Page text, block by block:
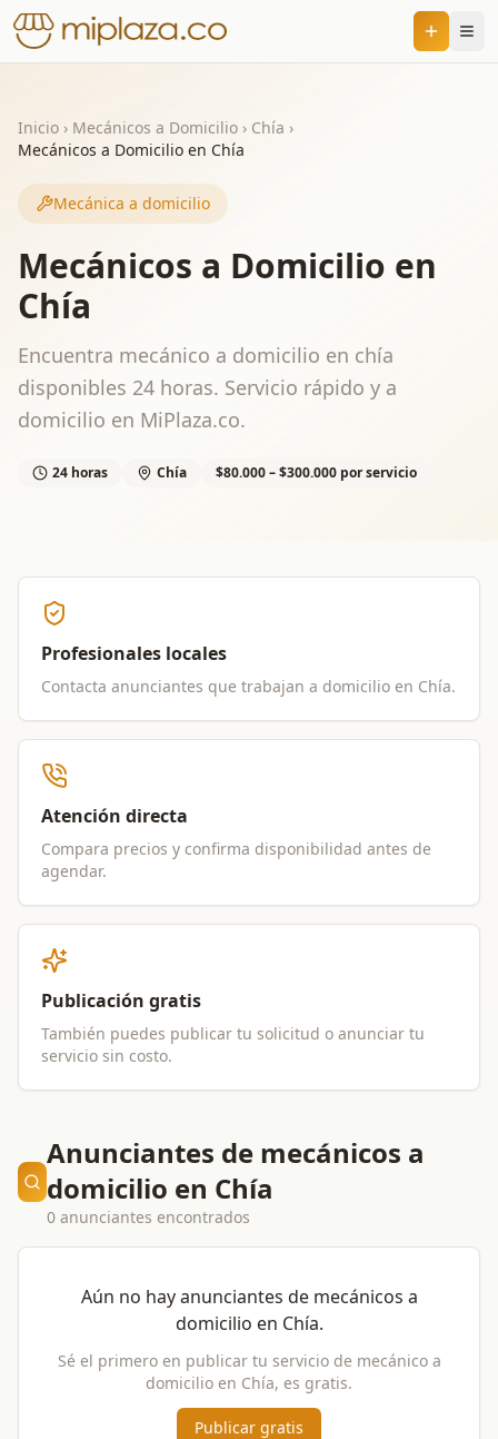
Inicio › Mecánicos a Domicilio › Chía ›
Mecánicos a Domicilio en Chía
Mecánica a domicilio
Mecánicos a Domicilio en
Chía
Encuentra mecánico a domicilio en chía
disponibles 24 horas. Servicio rápido y a
domicilio en MiPlaza.co.
24 horas Chía $80.000 – $300.000 por servicio
Profesionales locales
Contacta anunciantes que trabajan a domicilio en Chía.
Atención directa
Compara precios y confirma disponibilidad antes de
agendar.
Publicación gratis
También puedes publicar tu solicitud o anunciar tu
servicio sin costo.
Anunciantes de mecánicos a
domicilio en Chía
0 anunciantes encontrados
Aún no hay anunciantes de mecánicos a
domicilio en Chía.
Sé el primero en publicar tu servicio de mecánico a
domicilio en Chía, es gratis.
Publicar gratis